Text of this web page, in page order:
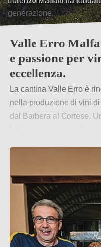
generazione.
Valle Erro
e passione per
eccellenza.
La cantina Valle Erro è
nella produzione di vini
dal Barbera al Cortese.
la tenuta crea esperienze